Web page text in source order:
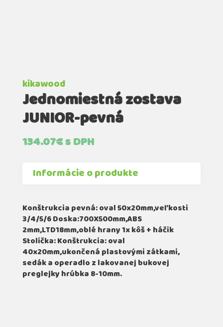
kikawood
Jednomiestná zostava
JUNIOR-pevná
134.07€s DPH
Informácie o produkte
Konštrukcia pevná: oval 50x20mm,veľkosti
3/4/5/6 Doska:700X500mm,ABS
2mm,LTD18mm,oblé hrany 1x kôš + háčik
Stolička: Konštrukcia: oval
40x20mm,ukončená plastovými zátkami,
sedák a operadlo z lakovanej bukovej
preglejky hrúbka 8-10mm.